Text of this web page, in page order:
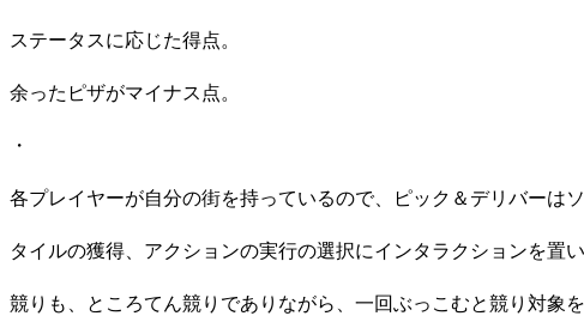
ステータスに応じた得点。
余ったピザがマイナス点。
・
各プレイヤーが自分の街を持っているので、ピック＆デリバーはソ
タイルの獲得、アクションの実行の選択にインタラクションを置
競りも、ところてん競りでありながら、一回ぶっこむと競り対象